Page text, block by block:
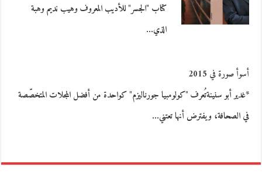
كتاب "الجسر" للأديب المعروف وهيب نديم وهبة
الذي…
أسوأ صورة في 2015
*غدير أبو سنينةتُعرف "كولومبيا جورناليزم" كواحدة من أفضل المجلات المتخصّصة
في الصحافة، ويفترض أنها تعتني…